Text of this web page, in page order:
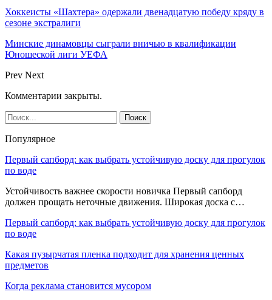
Хоккеисты «Шахтера» одержали двенадцатую победу кряду в
сезоне экстралиги
Минские динамовцы сыграли вничью в квалификации
Юношеской лиги УЕФА
Prev Next
Комментарии закрыты.
Популярное
Первый сапборд: как выбрать устойчивую доску для прогулок
по воде
Устойчивость важнее скорости новичка Первый сапборд
должен прощать неточные движения. Широкая доска с…
Первый сапборд: как выбрать устойчивую доску для прогулок
по воде
Какая пузырчатая пленка подходит для хранения ценных
предметов
Когда реклама становится мусором